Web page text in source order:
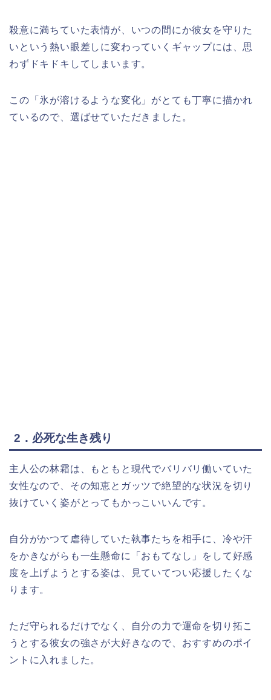
殺意に満ちていた表情が、いつの間にか彼女を守りた
いという熱い眼差しに変わっていくギャップには、思
わずドキドキしてしまいます。
この「氷が溶けるような変化」がとても丁寧に描かれ
ているので、選ばせていただきました。
2．必死な生き残り
主人公の林霜は、もともと現代でバリバリ働いていた
女性なので、その知恵とガッツで絶望的な状況を切り
抜けていく姿がとってもかっこいいんです。
自分がかつて虐待していた執事たちを相手に、冷や汗
をかきながらも一生懸命に「おもてなし」をして好感
度を上げようとする姿は、見ていてつい応援したくな
ります。
ただ守られるだけでなく、自分の力で運命を切り拓こ
うとする彼女の強さが大好きなので、おすすめのポイ
ントに入れました。